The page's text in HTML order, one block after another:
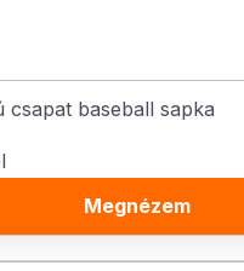
csapat baseball sapka
Megnézem